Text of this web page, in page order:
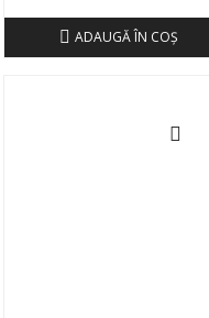
ADAUGĂ ÎN COŞ